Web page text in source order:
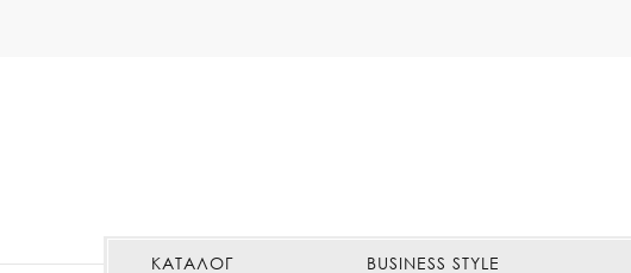
КАТАЛОГ BUSINESS STYLE